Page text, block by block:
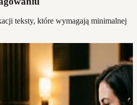
teksty, które wymagają minimalnej